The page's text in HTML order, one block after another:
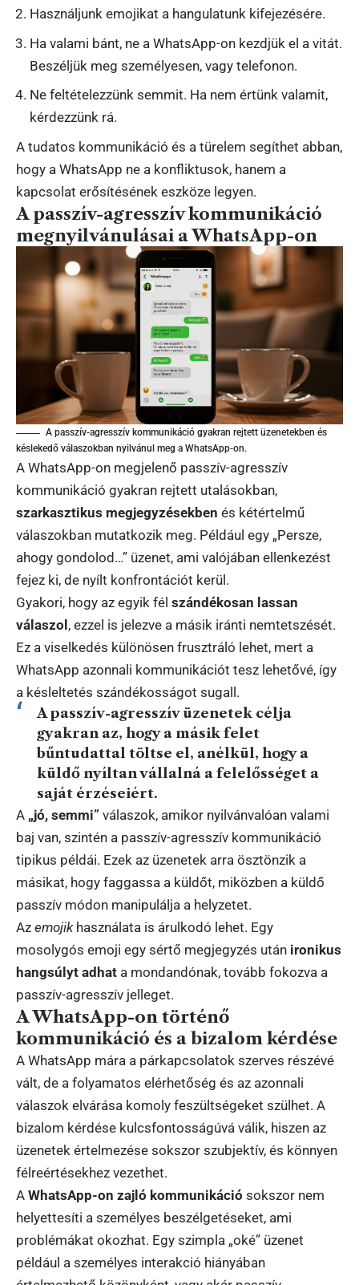
Használjunk emojikat a hangulatunk kifejezésére.
Ha valami bánt, ne a WhatsApp-on kezdjük el a vitát.
Beszéljük meg személyesen, vagy telefonon.
Ne feltételezzünk semmit. Ha nem értünk valamit,
kérdezzünk rá.
A tudatos kommunikáció és a türelem segíthet abban,
hogy a WhatsApp ne a konfliktusok, hanem a
kapcsolat erősítésének eszköze legyen.
A passzív-agresszív kommunikáció
megnyilvánulásai a WhatsApp-on
A passzív-agresszív kommunikáció gyakran rejtett üzenetekben és
késlekedő válaszokban nyilvánul meg a WhatsApp-on.
A WhatsApp-on megjelenő passzív-agresszív
kommunikáció gyakran rejtett utalásokban,
szarkasztikus megjegyzésekben és kétértelmű
válaszokban mutatkozik meg. Például egy „Persze,
ahogy gondolod…” üzenet, ami valójában ellenkezést
fejez ki, de nyílt konfrontációt kerül.
Gyakori, hogy az egyik fél szándékosan lassan
válaszol , ezzel is jelezve a másik iránti nemtetszését.
Ez a viselkedés különösen frusztráló lehet, mert a
WhatsApp azonnali kommunikációt tesz lehetővé, így
a késleltetés szándékosságot sugall.
A passzív-agresszív üzenetek célja
gyakran az, hogy a másik felet
bűntudattal töltse el, anélkül, hogy a
küldő nyíltan vállalná a felelősséget a
saját érzéseiért.
A „jó, semmi” válaszok, amikor nyilvánvalóan valami
baj van, szintén a passzív-agresszív kommunikáció
tipikus példái. Ezek az üzenetek arra ösztönzik a
másikat, hogy faggassa a küldőt, miközben a küldő
passzív módon manipulálja a helyzetet.
Az emojikhasználata is árulkodó lehet. Egy
mosolygós emoji egy sértő megjegyzés után ironikus
hangsúlyt adhat a mondandónak, tovább fokozva a
passzív-agresszív jelleget.
A WhatsApp-on történő
kommunikáció és a bizalom kérdése
A WhatsApp mára a párkapcsolatok szerves részévé
vált, de a folyamatos elérhetőség és az azonnali
válaszok elvárása komoly feszültségeket szülhet. A
bizalom kérdése kulcsfontosságúvá válik, hiszen az
üzenetek értelmezése sokszor szubjektív, és könnyen
félreértésekhez vezethet.
A WhatsApp-on zajló kommunikáció sokszor nem
helyettesíti a személyes beszélgetéseket, ami
problémákat okozhat. Egy szimpla „oké” üzenet
például a személyes interakció hiányában